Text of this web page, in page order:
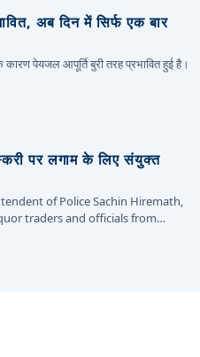
अब दिन में सिर्फ एक बार
पेयजल आपूर्ति बुरी तरह प्रभावित हुई है।
पर लगाम के लिए संयुक्त
of Police Sachin Hiremath,
traders and officials from…